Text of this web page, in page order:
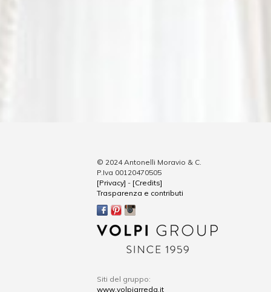
© 2024 Antonelli Moravio & C.
P.Iva 00120470505
[Privacy] - [Credits]
Trasparenza e contributi
Siti del gruppo:
www.volpiarreda.it